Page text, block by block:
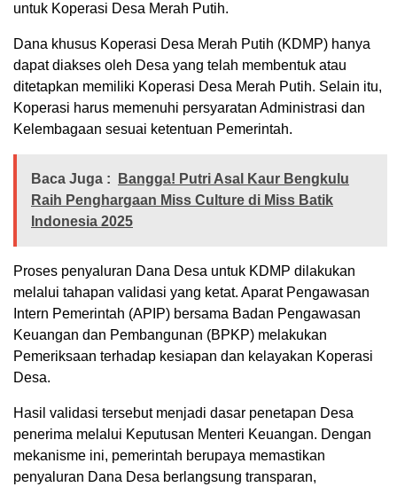
untuk Koperasi Desa Merah Putih.
Dana khusus Koperasi Desa Merah Putih (KDMP) hanya
dapat diakses oleh Desa yang telah membentuk atau
ditetapkan memiliki Koperasi Desa Merah Putih. Selain itu,
Koperasi harus memenuhi persyaratan Administrasi dan
Kelembagaan sesuai ketentuan Pemerintah.
Baca Juga :
Bangga! Putri Asal Kaur Bengkulu
Raih Penghargaan Miss Culture di Miss Batik
Indonesia 2025
Proses penyaluran Dana Desa untuk KDMP dilakukan
melalui tahapan validasi yang ketat. Aparat Pengawasan
Intern Pemerintah (APIP) bersama Badan Pengawasan
Keuangan dan Pembangunan (BPKP) melakukan
Pemeriksaan terhadap kesiapan dan kelayakan Koperasi
Desa.
Hasil validasi tersebut menjadi dasar penetapan Desa
penerima melalui Keputusan Menteri Keuangan. Dengan
mekanisme ini, pemerintah berupaya memastikan
penyaluran Dana Desa berlangsung transparan,